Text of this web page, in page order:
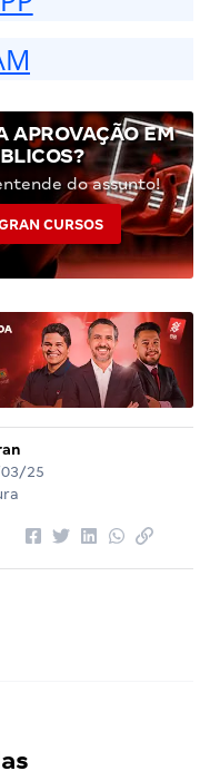
APROVAÇÃO EM
do assunto!
CURSOS
25